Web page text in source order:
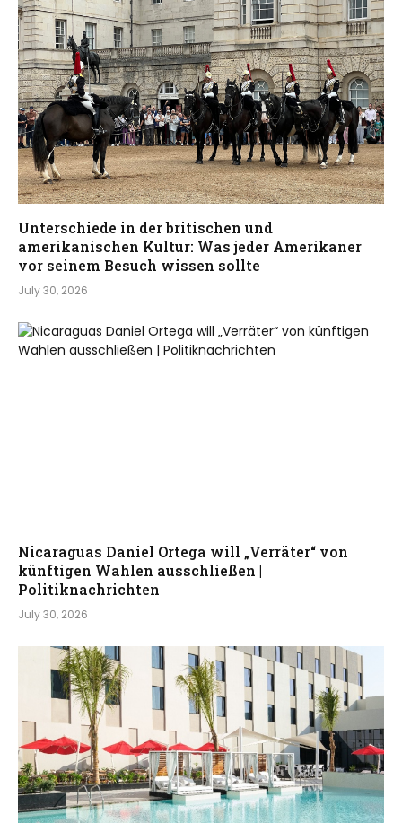
Unterschiede in der britischen und
amerikanischen Kultur: Was jeder Amerikaner
vor seinem Besuch wissen sollte
July 30, 2026
Nicaraguas Daniel Ortega will „Verräter“ von
künftigen Wahlen ausschließen |
Politiknachrichten
July 30, 2026